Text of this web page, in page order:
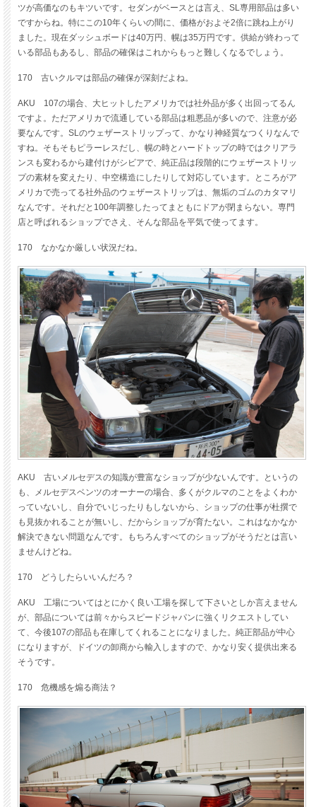
ツが高価なのもキツいです。セダンがベースとは言え、SL専用部品は多い
ですからね。特にこの10年くらいの間に、価格がおよそ2倍に跳ね上がり
ました。現在ダッシュボードは40万円、幌は35万円です。供給が終わって
いる部品もあるし、部品の確保はこれからもっと難しくなるでしょう。
170 古いクルマは部品の確保が深刻だよね。
AKU 107の場合、大ヒットしたアメリカでは社外品が多く出回ってるん
ですよ。ただアメリカで流通している部品は粗悪品が多いので、注意が必
要なんです。SLのウェザーストリップって、かなり神経質なつくりなんで
すね。そもそもピラーレスだし、幌の時とハードトップの時ではクリアラ
ンスも変わるから建付けがシビアで、純正品は段階的にウェザーストリッ
プの素材を変えたり、中空構造にしたりして対応しています。ところがア
メリカで売ってる社外品のウェザーストリップは、無垢のゴムのカタマリ
なんです。それだと100年調整したってまともにドアが閉まらない。専門
店と呼ばれるショップでさえ、そんな部品を平気で使ってます。
170 なかなか厳しい状況だね。
AKU 古いメルセデスの知識が豊富なショップが少ないんです。というの
も、メルセデスベンツのオーナーの場合、多くがクルマのことをよくわか
っていないし、自分でいじったりもしないから、ショップの仕事が杜撰で
も見抜かれることが無いし、だからショップが育たない。これはなかなか
解決できない問題なんです。もちろんすべてのショップがそうだとは言い
ませんけどね。
170 どうしたらいいんだろ？
AKU 工場についてはとにかく良い工場を探して下さいとしか言えません
が、部品については前々からスピードジャパンに強くリクエストしてい
て、今後107の部品も在庫してくれることになりました。純正部品が中心
になりますが、ドイツの卸商から輸入しますので、かなり安く提供出来る
そうです。
170 危機感を煽る商法？